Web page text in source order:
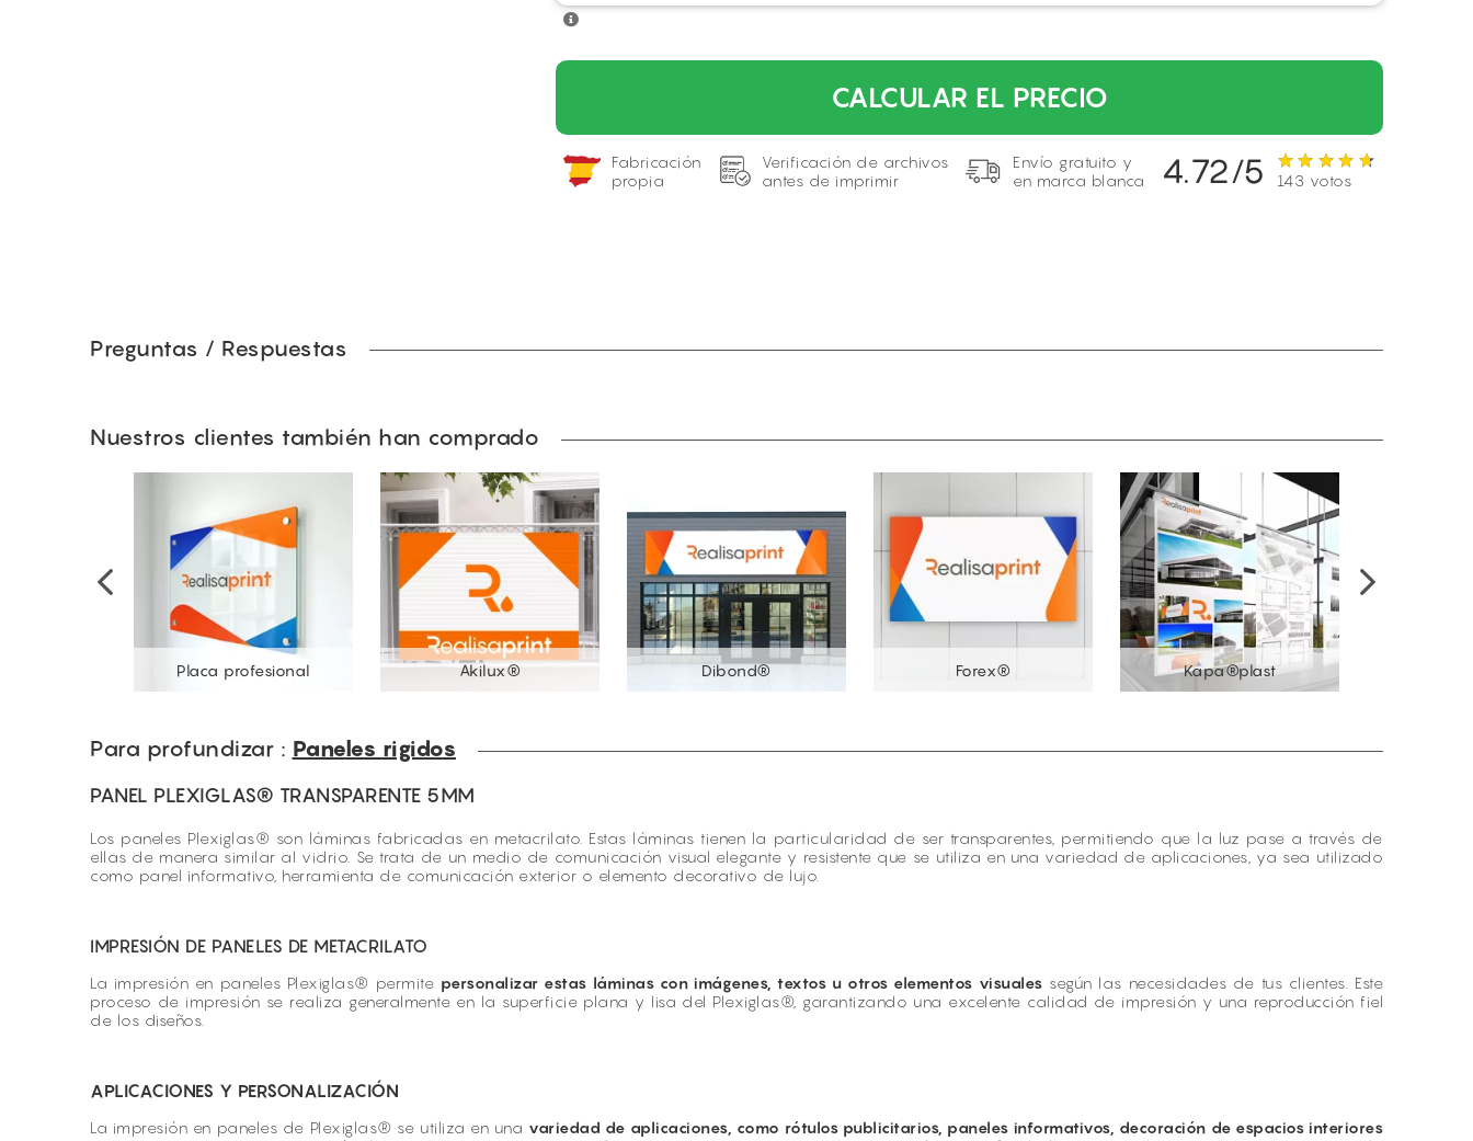
CALCULAR EL PRECIO
Fabricación
propia
Verificación de archivos
antes de imprimir
Envío gratuito y
en marca blanca
4.72/5 143 votos
Preguntas / Respuestas
Nuestros clientes también han comprado
Placa profesional Akilux® Dibond® Forex® Kapa®plast
Para profundizar : Paneles rigidos
PANEL PLEXIGLAS® TRANSPARENTE 5MM
Los paneles Plexiglas® son láminas fabricadas en metacrilato. Estas láminas tienen la particularidad de ser transparentes, permitiendo que la luz pase a través de
ellas de manera similar al vidrio. Se trata de un medio de comunicación visual elegante y resistente que se utiliza en una variedad de aplicaciones, ya sea utilizado
como panel informativo, herramienta de comunicación exterior o elemento decorativo de lujo.
IMPRESIÓN DE PANELES DE METACRILATO
La impresión en paneles Plexiglas® permite personalizar estas láminas con imágenes, textos u otros elementos visuales según las necesidades de tus clientes. Este
proceso de impresión se realiza generalmente en la superficie plana y lisa del Plexiglas®, garantizando una excelente calidad de impresión y una reproducción fiel
de los diseños.
APLICACIONES Y PERSONALIZACIÓN
La impresión en paneles de Plexiglas® se utiliza en una variedad de aplicaciones, como rótulos publicitarios, paneles informativos, decoración de espacios interiores